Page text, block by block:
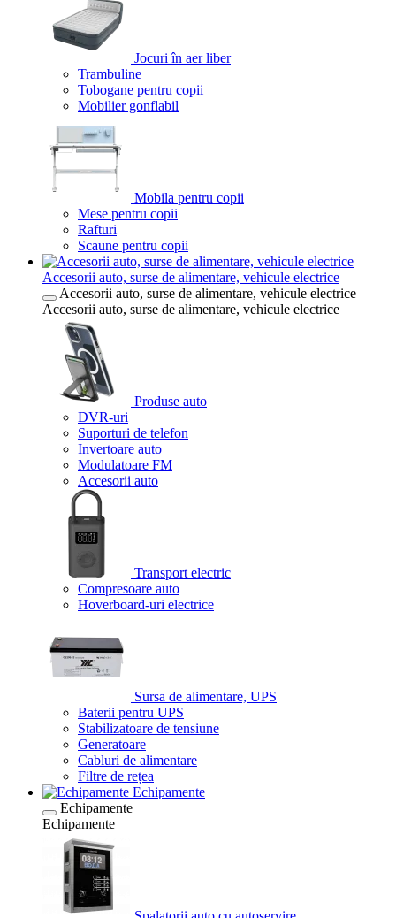
Jocuri în aer liber
Trambuline
Tobogane pentru copii
Mobilier gonflabil
Mobila pentru copii
Mese pentru copii
Rafturi
Scaune pentru copii
Accesorii auto, surse de alimentare, vehicule electrice
Accesorii auto, surse de alimentare, vehicule electrice
Accesorii auto, surse de alimentare, vehicule electrice
Produse auto
DVR-uri
Suporturi de telefon
Invertoare auto
Modulatoare FM
Accesorii auto
Transport electric
Compresoare auto
Hoverboard-uri electrice
Sursa de alimentare, UPS
Baterii pentru UPS
Stabilizatoare de tensiune
Generatoare
Cabluri de alimentare
Filtre de rețea
Echipamente
Echipamente
Echipamente